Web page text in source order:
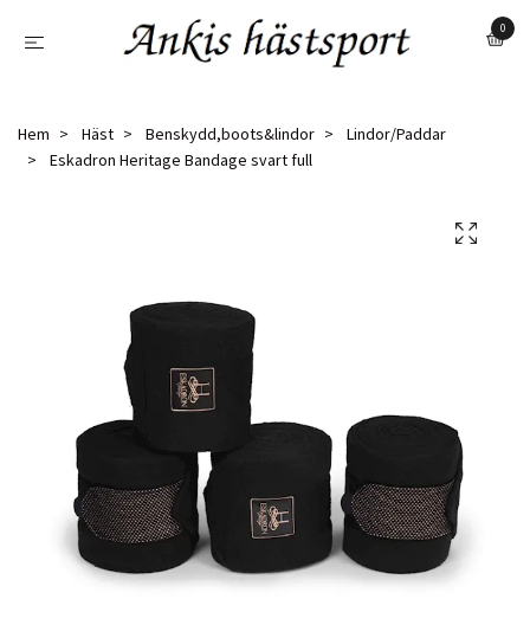
0
Hem Häst Benskydd,boots&lindor
Lindor/Paddar
Eskadron Heritage Bandage svart full